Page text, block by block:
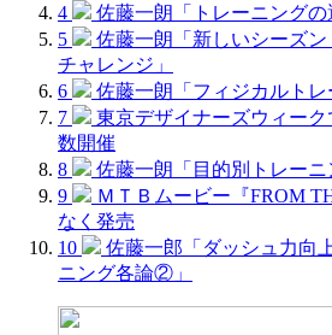
4
佐藤一朗「トレーニングの
5
佐藤一朗「新しいシーズ
チャレンジ」
6
佐藤一朗「フィジカルトレ
7
東京デザイナーズウィー
数開催
8
佐藤一朗「目的別トレー
9
ＭＴＢムービー『FROM
なく発売
10
佐藤一郎「ダッシュ力向
ニング各論②」